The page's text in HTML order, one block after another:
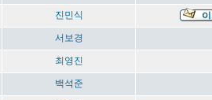
진민식
서보경
최영진
백석준